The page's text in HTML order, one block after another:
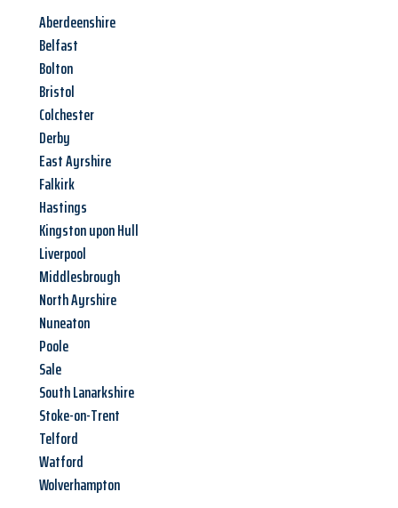
Aberdeenshire
Belfast
Bolton
Bristol
Colchester
Derby
East Ayrshire
Falkirk
Hastings
Kingston upon Hull
Liverpool
Middlesbrough
North Ayrshire
Nuneaton
Poole
Sale
South Lanarkshire
Stoke-on-Trent
Telford
Watford
Wolverhampton